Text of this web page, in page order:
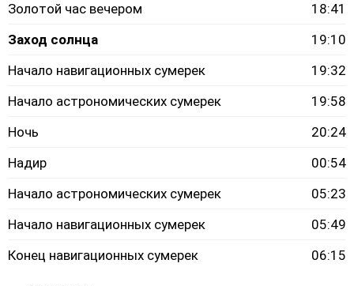
Золотой час вечером
18:41
Заход солнца
19:10
Начало навигационных сумерек
19:32
Начало астрономических сумерек
19:58
Ночь
20:24
Надир
00:54
Начало астрономических сумерек
05:23
Начало навигационных сумерек
05:49
Конец навигационных сумерек
06:15